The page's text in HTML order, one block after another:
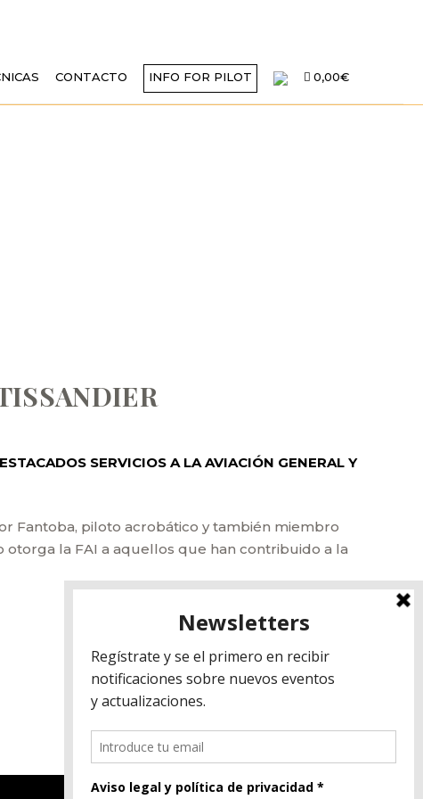
CONTACTO INFO FOR PILOT 0,00€
SERVICIOS A LA AVIACIÓN GENERAL Y
Fantoba, piloto acrobático y también miembro
otorga la FAI a aquellos que han contribuido a la